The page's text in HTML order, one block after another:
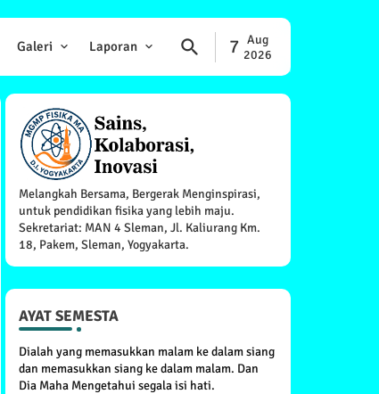
Galeri Laporan 7 Aug
2026
Melangkah Bersama, Bergerak Menginspirasi,
untuk pendidikan fisika yang lebih maju.
Sekretariat: MAN 4 Sleman, Jl. Kaliurang Km.
18, Pakem, Sleman, Yogyakarta.
AYAT SEMESTA
Dialah yang memasukkan malam ke dalam siang
dan memasukkan siang ke dalam malam. Dan
Dia Maha Mengetahui segala isi hati.